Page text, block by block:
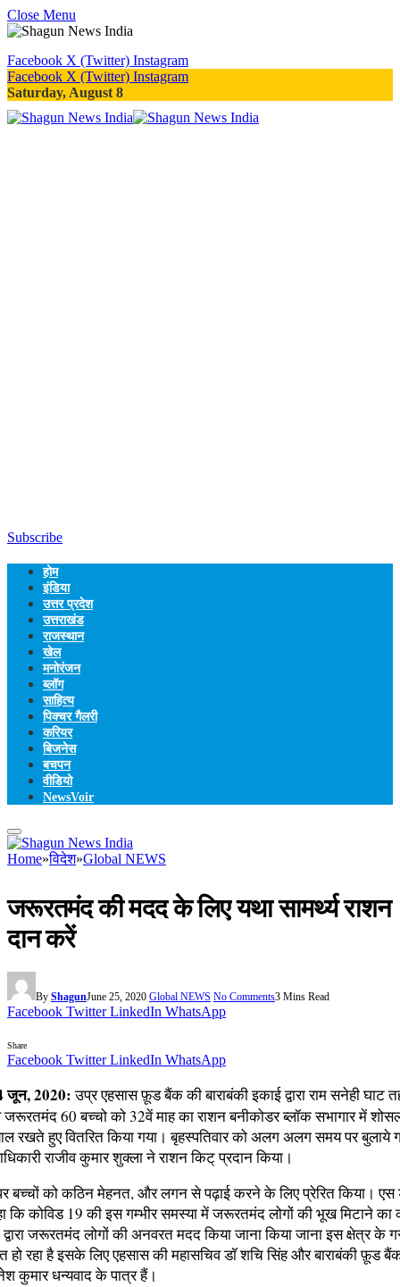
Close Menu
Facebook X (Twitter) Instagram
Facebook X (Twitter) Instagram
Saturday, August 8
Subscribe
होम
इंडिया
उत्तर प्रदेश
उत्तराखंड
राजस्थान
खेल
मनोरंजन
ब्लॉग
साहित्य
पिक्चर गैलरी
करियर
बिजनेस
बचपन
वीडियो
NewsVoir
Home»विदेश»Global NEWS
जरूरतमंद की मदद के लिए यथा सामर्थ्य राशन
दान करें
By ShagunJune 25, 2020 Global NEWS No Comments3 Mins Read
Facebook Twitter LinkedIn WhatsApp
Share
Facebook Twitter LinkedIn WhatsApp
जून, 2020:उप्र एहसास फ़ूड बैंक की बाराबंकी इकाई द्वारा राम सनेही घाट
जरूरतमंद 60 बच्चो को 32वें माह का राशन बनीकोडर ब्लॉक सभागार में
रखते हुए वितरित किया गया। बृहस्पतिवार को अलग अलग समय पर बुलाये गए
राजीव कुमार शुक्ला ने राशन किट् प्रदान किया।
बच्चों को कठिन मेहनत, और लगन से पढ़ाई करने के लिए प्रेरित किया। एस
कि कोविड 19 की इस गम्भीर समस्या में जरूरतमंद लोगों की भूख मिटाने का
जरूरतमंद लोगों की अनवरत मदद किया जाना किया जाना इस क्षेत्र के
हो रहा है इसके लिए एहसास की महासचिव डॉ शचि सिंह और बाराबंकी फ़ूड
कुमार धन्यवाद के पात्र हैं।